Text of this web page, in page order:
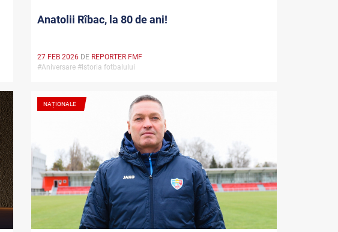
Anatolii Rîbac, la 80 de ani!
27 FEB 2026 DE REPORTER FMF
#Aniversare #Istoria fotbalului
NAȚIONALE